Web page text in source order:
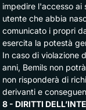
impedire l'accesso ai
utente che abbia
comunicato i propri
esercita la potestà
In caso di violazione
anni, Bemils non
non risponderà di
derivanti e
8 - DIRITTI